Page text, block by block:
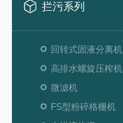
拦污系列
回转式固液分离机
高排水螺旋压榨机
微滤机
FS型粉碎格栅机